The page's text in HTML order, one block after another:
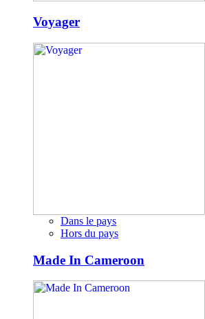
Voyager
Dans le pays
Hors du pays
Made In Cameroon